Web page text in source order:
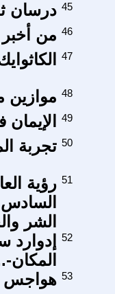
درسان 45
من 46
47
موازين 48
49
تجربة 50
رؤية
السادس
الشر
51
إدوارد
المكان-
52
هواجس 53